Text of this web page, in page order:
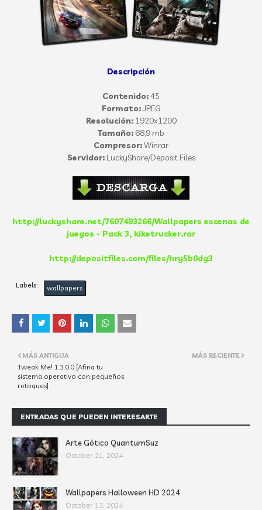
Descripción
Contenido:45
Formato:JPEG
Resolución:1920x1200
Tamaño: 68,9 mb
Compresor:Winrar
Servidor:LuckyShare/Deposit Files
http://luckyshare.net/7607493266/Wallpapers escenas de
juegos - Pack 3, kiketrucker.rar
http://depositfiles.com/files/hry5b0dg3
Labels: wallpapers
MÁS RECIENTE
MÁS ANTIGUA
Tweak Me! 1.3.0.0 [Afina tu
sistema operativo con pequeños
retoques]
ENTRADAS QUE PUEDEN INTERESARTE
Arte Gótico QuantumSuz
October 21, 2024
Wallpapers Halloween HD 2024
October 13, 2024